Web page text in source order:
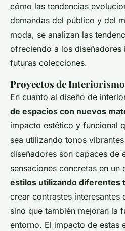
cómo las tendencias
demandas del público y del
moda, se analizan las
ofreciendo a los diseñadores
futuras colecciones.
Proyectos de Interiorismo
En cuanto al diseño de
de espacios con nuevos
impacto estético y funcional
sea utilizando tonos
diseñadores son capaces de
sensaciones concretas en un
estilos utilizando diferentes
crear contrastes interesantes
sino que también mejoran la
entorno. El impacto de estas